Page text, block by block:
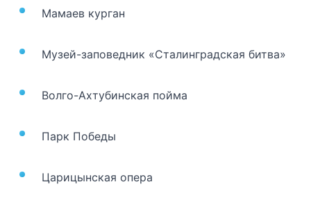
Мамаев курган
Музей-заповедник «Сталинградская битва»
Волго-Ахтубинская пойма
Парк Победы
Царицынская опера